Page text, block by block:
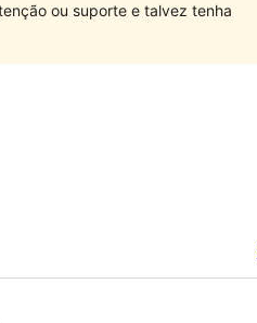
ou suporte e talvez tenha